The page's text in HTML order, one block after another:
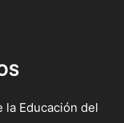
la Educación del